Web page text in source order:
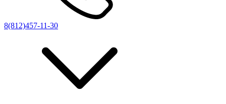
8(812)457-11-30